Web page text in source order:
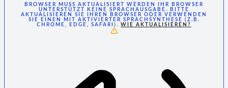
BROWSER MUSS AKTUALISIERT WERDEN
IHR BROWSER
UNTERSTÜTZT KEINE SPRACHAUSGABE. BITTE
AKTUALISIEREN SIE IHREN BROWSER ODER VERWENDEN
SIE EINEN MIT AKTIVIERTER SPRACHSYNTHESE (Z.B.
CHROME, EDGE, SAFARI). WIE AKTUALISIEREN?